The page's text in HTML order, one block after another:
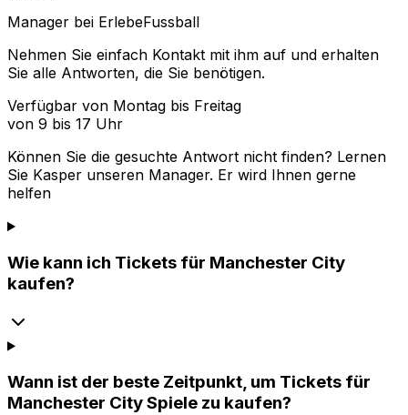
Manager bei ErlebeFussball
Nehmen Sie einfach Kontakt mit ihm auf und erhalten
Sie alle Antworten, die Sie benötigen.
Verfügbar von Montag bis Freitag
von 9 bis 17 Uhr
Können Sie die gesuchte Antwort nicht finden? Lernen
Sie Kasper unseren Manager. Er wird Ihnen gerne
helfen
Wie kann ich Tickets für Manchester City
kaufen?
Wann ist der beste Zeitpunkt, um Tickets für
Manchester City Spiele zu kaufen?